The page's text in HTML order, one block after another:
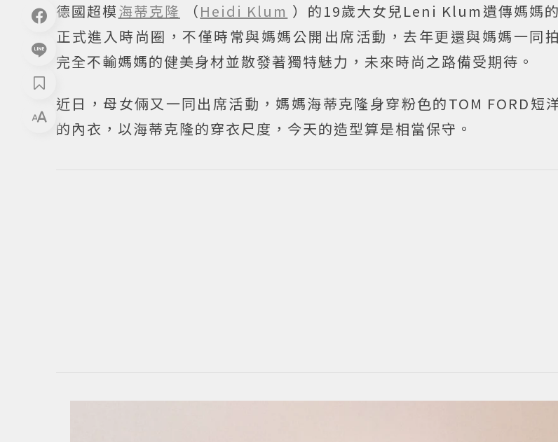
德國超模海蒂克隆 （Heidi Klum ）的19歲大女兒Leni Klum遺傳媽媽
正式進入時尚圈，不僅時常與媽媽公開出席活動，去年更還與媽媽一同
完全不輸媽媽的健美身材並散發著獨特魅力，未來時尚之路備受期待。
近日，母女倆又一同出席活動，媽媽海蒂克隆身穿粉色的TOM FORD短
的內衣，以海蒂克隆的穿衣尺度，今天的造型算是相當保守。